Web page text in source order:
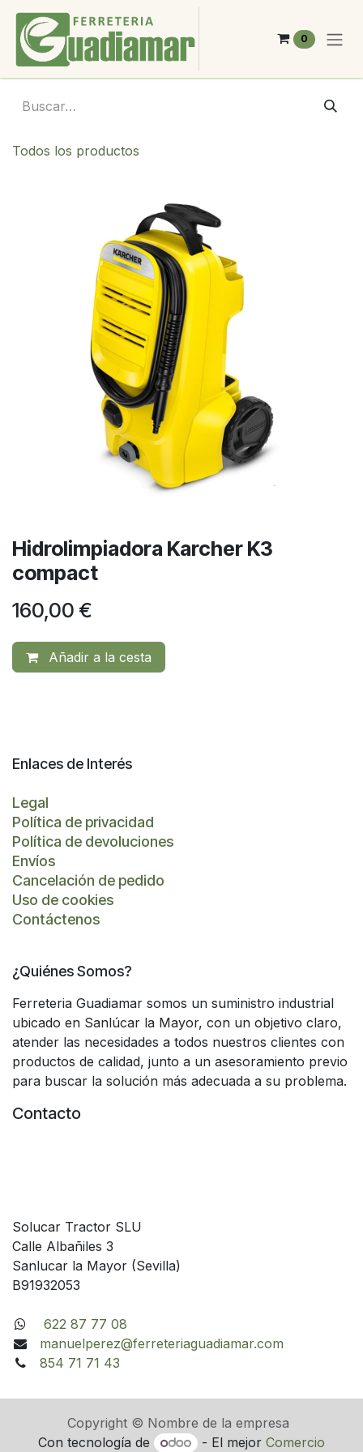
Ir al contenido
0
Todos los productos
Hidrolimpiadora Karcher K3
compact
160,00 €
Añadir a la cesta
Enlaces de Interés
Legal
Política de privacidad
Política de devoluciones
Envíos
Cancelación de pedido
Uso de cookies
Contáctenos
¿Quiénes Somos?
Ferreteria Guadiamar somos un suministro industrial
ubicado en Sanlúcar la Mayor, con un objetivo claro,
atender las necesidades a todos nuestros clientes con
productos de calidad, junto a un asesoramiento previo
para buscar la solución más adecuada a su problema.
Contacto
Solucar Tractor SLU
Calle Albañiles 3
Sanlucar la Mayor (Sevilla)
B91932053
622 87 77 08
manuelperez@ferreteriaguadiamar.com
854 71 71 43
Copyright © Nombre de la empresa
Con tecnología de
- El mejorComercio